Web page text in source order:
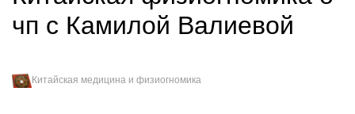
чп с Камилой Валиевой
Китайская медицина и физиогномика